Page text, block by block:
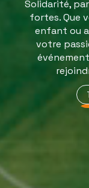
Solidarité,
fortes. Que
enfant ou
votre